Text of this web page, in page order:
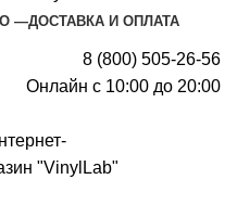
—ДОСТАВКА И ОПЛАТА
8 (800) 505-26-56
Онлайн с 10:00 до 20:00